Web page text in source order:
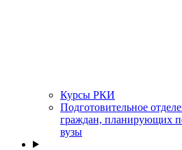
Курсы РКИ
Подготовительное
граждан, планирующих
вузы